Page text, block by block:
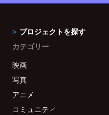
プロジェクトを探す
カテゴリー
映画
写真
アニメ
コミュニティ